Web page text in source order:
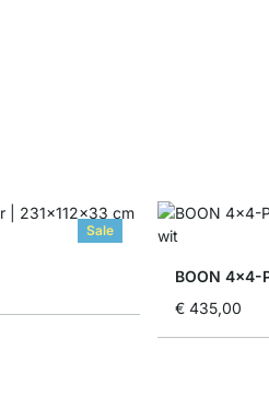
Sale
BOON 4x4-
€ 435,00